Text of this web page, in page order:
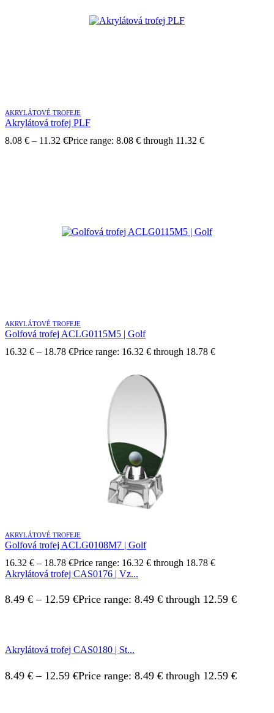
AKRYLÁTOVÉ TROFEJE
Akrylátová trofej PLF
8.08 € – 11.32 €Price range: 8.08 € through 11.32 €
AKRYLÁTOVÉ TROFEJE
Golfová trofej ACLG0115M5 | Golf
16.32 € – 18.78 €Price range: 16.32 € through 18.78 €
AKRYLÁTOVÉ TROFEJE
Golfová trofej ACLG0108M7 | Golf
16.32 € – 18.78 €Price range: 16.32 € through 18.78 €
Akrylátová trofej CAS0176 | Vz...
8.49 € – 12.59 €Price range: 8.49 € through 12.59 €
Akrylátová trofej CAS0180 | St...
8.49 € – 12.59 €Price range: 8.49 € through 12.59 €